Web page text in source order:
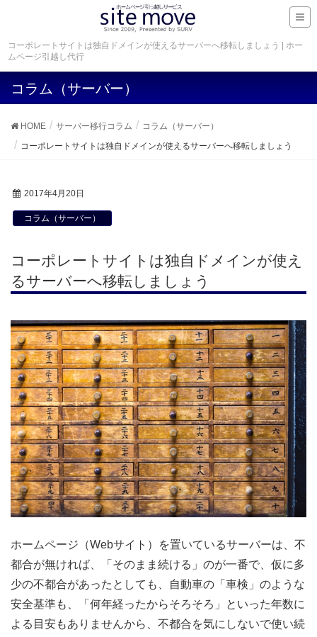
コーポレートサイトは独自ドメインが使えるサーバーへ移転しましょう | ホー
ムページ引越し代行
コラム（サーバー）
HOME サーバー移行コラム
コラム（サーバー）
コーポレートサイトは独自ドメインが使えるサーバーへ移転しましょう
2017年4月20日
コラム（サーバー）
コーポレートサイトは独自ドメインが使え
るサーバーへ移転しましょう
ホームページ（Webサイト）を置いているサーバーは、不
都合が無ければ、「そのまま続ける」のが一番で、仮に多
少の不都合があったとしても、自動車の「車検」のような
安全基準も、「何年経ったからそろそろ」といった年数に
よる目安もありませんから、不都合を気にしないで使い続